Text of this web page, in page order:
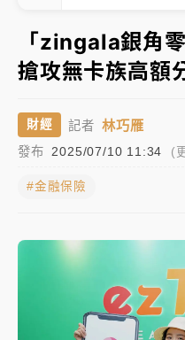
才續任就飛美國大學面
到來時引起我的好奇
白海豚颱風解除海警 西
分析｜
7月營收甫首破
標？ 鴻海本週法說法
中租控股7月營收創今
和欣客運總裁逝
腳鐐提前奔靈堂畫面曝
「zingala銀角
搶攻無卡族高額
財經 記者 林巧雁
發布 2025/07/10 11:34 (
#金融保險